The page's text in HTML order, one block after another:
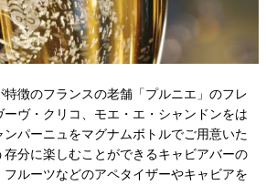
徴のフランスの老舗「プルニエ」のフレ
ヴ・クリコ、モエ・エ・シャンドンをは
ンパーニュをマグナムボトルでご用意いた
存分に楽しむことができるキャビアバーの
ルーツなどのアペタイザーやキャビアを